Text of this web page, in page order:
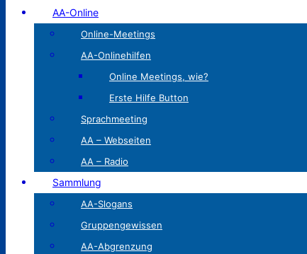
AA-Online
Online-Meetings
AA-Onlinehilfen
Online Meetings, wie?
Erste Hilfe Button
Sprachmeeting
AA – Webseiten
AA – Radio
Sammlung
AA-Slogans
Gruppengewissen
AA-Abgrenzung